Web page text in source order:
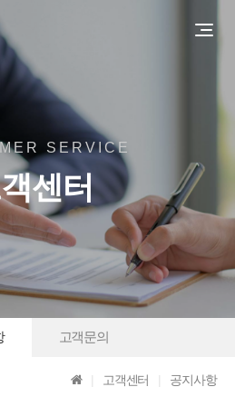
SERVICE
센터
고객문의
고객센터 공지사항